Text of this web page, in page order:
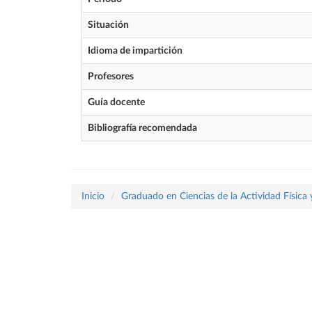
Situación
Idioma de impartición
Profesores
Guía docente
Bibliografía recomendada
Inicio Graduado en Ciencias de la Actividad Física